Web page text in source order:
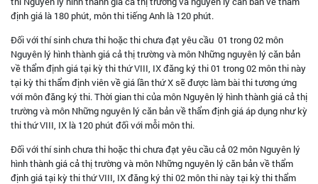
định giá là 180 phút, môn thi tiếng Anh là 120 phút.
Đối với thí sinh chưa thi hoặc thi chưa đạt yêu cầu 01 trong 02 môn
Nguyên lý hình thành giá cả thị trường và môn Những nguyên lý căn bản
về thẩm định giá tại kỳ thi thứ VIII, IX đăng ký thi 01 trong 02 môn thi này
tại kỳ thi thẩm định viên về giá lần thứ X sẽ được làm bài thi tương ứng
với môn đăng ký thi. Thời gian thi của môn Nguyên lý hình thành giá cả thị
trường và môn Những nguyên lý căn bản về thẩm định giá áp dụng như kỳ
thi thứ VIII, IX là 120 phút đối với mỗi môn thi.
Đối với thí sinh chưa thi hoặc thi chưa đạt yêu cầu cả 02 môn Nguyên lý
hình thành giá cả thị trường và môn Những nguyên lý căn bản về thẩm
định giá tại kỳ thi thứ VIII, IX đăng ký thi 02 môn thi này tại kỳ thi thẩm